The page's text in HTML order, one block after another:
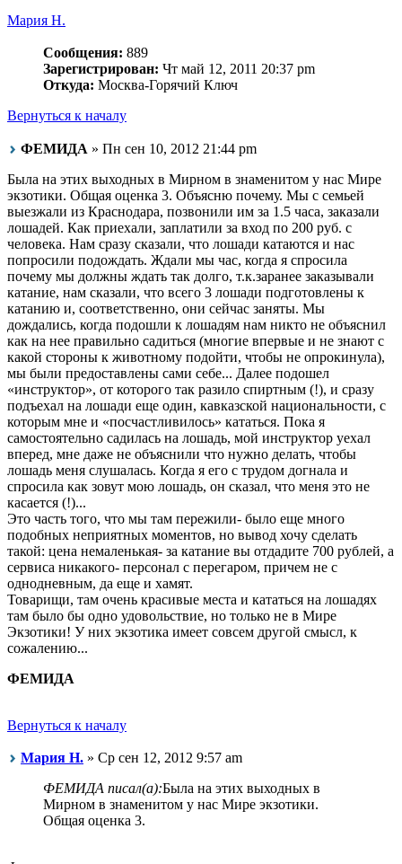
Мария Н.
Сообщения: 889
Зарегистрирован: Чт май 12, 2011 20:37 pm
Откуда: Москва-Горячий Ключ
Вернуться к началу
ФЕМИДА » Пн сен 10, 2012 21:44 pm
Была на этих выходных в Мирном в знаменитом у нас Мире
экзотики. Общая оценка 3. Объясню почему. Мы с семьей
выезжали из Краснодара, позвонили им за 1.5 часа, заказали
лошадей. Как приехали, заплатили за вход по 200 руб. с
человека. Нам сразу сказали, что лошади катаются и нас
попросили подождать. Ждали мы час, когда я спросила
почему мы должны ждать так долго, т.к.заранее заказывали
катание, нам сказали, что всего 3 лошади подготовлены к
катанию и, соответственно, они сейчас заняты. Мы
дождались, когда подошли к лошадям нам никто не объяснил
как на нее правильно садиться (многие впервые и не знают с
какой стороны к животному подойти, чтобы не опрокинула),
мы были предоставлены сами себе... Далее подошел
«инструктор», от которого так разило спиртным (!), и сразу
подъехал на лошади еще один, кавказской национальности, с
которым мне и «посчастливилось» кататься. Пока я
самостоятельно садилась на лошадь, мой инструктор уехал
вперед, мне даже не объяснили что нужно делать, чтобы
лошадь меня слушалась. Когда я его с трудом догнала и
спросила как зовут мою лошадь, он сказал, что меня это не
касается (!)...
Это часть того, что мы там пережили- было еще много
подобных неприятных моментов, но вывод хочу сделать
такой: цена немаленькая- за катание вы отдадите 700 рублей, а
сервиса никакого- персонал с перегаром, причем не с
однодневным, да еще и хамят.
Товарищи, там очень красивые места и кататься на лошадях
там было бы одно удовольствие, но только не в Мире
Экзотики! У них экзотика имеет совсем другой смысл, к
сожалению...
ФЕМИДА
Вернуться к началу
Мария Н. » Ср сен 12, 2012 9:57 am
ФЕМИДА писал(а):Была на этих выходных в
Мирном в знаменитом у нас Мире экзотики.
Общая оценка 3.